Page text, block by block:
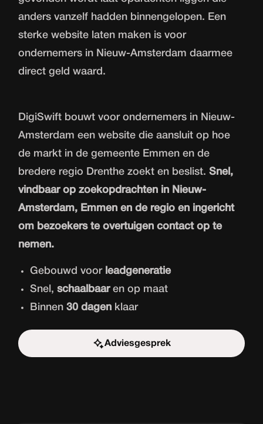
anders vanzelf hadden binnengelopen. Een
sterkewebsite laten maken is voor
ondernemers in Nieuw-Amsterdam daarmee
direct geld waard.
DigiSwift bouwt voor ondernemers in Nieuw-
Amsterdam een website die aansluit op hoe
de markt in de gemeente Emmen en de
bredere regio Drenthe zoekt en beslist.Snel,
vindbaar op zoekopdrachten in Nieuw-
Amsterdam, Emmen en de regio en ingericht
om bezoekers te overtuigen contact op te
nemen.
Gebouwd voor leadgeneratie
Snel,schaalbaaren op maat
Binnen30 dagen klaar
Adviesgesprek
Start de uitdaging